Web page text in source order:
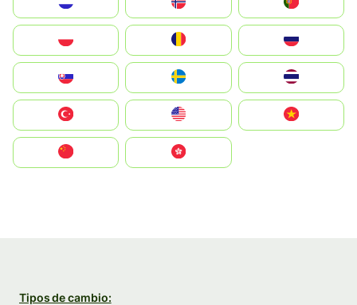
United States
中國香港特別行政區
Tipos de cambio: